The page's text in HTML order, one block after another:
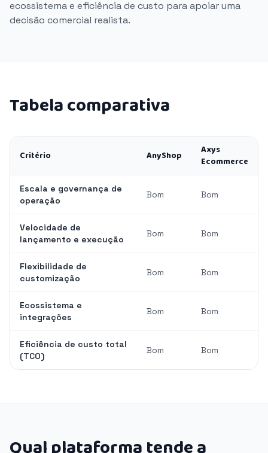
ecossistema e eficiência de custo para apoiar uma
decisão comercial realista.
Tabela comparativa
Critério AnyShop
Axys
Ecommerce
Escala e governança de
operação
Bom Bom
Velocidade de
lançamento e execução
Bom Bom
Flexibilidade de
customização
Bom Bom
Ecossistema e
integrações
Bom Bom
Eficiência de custo total
(TCO)
Bom Bom